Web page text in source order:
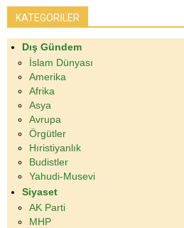
KATEGORİLER
Dış Gündem
İslam Dünyası
Amerika
Afrika
Asya
Avrupa
Örgütler
Hıristiyanlık
Budistler
Yahudi-Musevi
Siyaset
AK Parti
MHP